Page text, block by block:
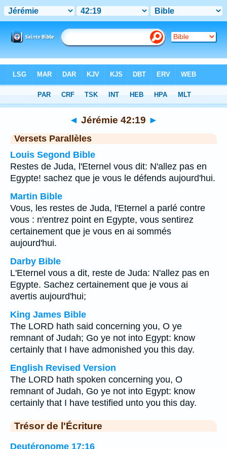
Chapitre 42 > Verset 19
◄ Jérémie 42:19 ►
Versets Parallèles
Louis Segond Bible
Restes de Juda, l'Eternel vous dit: N'allez pas en
Egypte! sachez que je vous le défends aujourd'hui.
Martin Bible
Vous, les restes de Juda, l'Eternel a parlé contre
vous : n'entrez point en Egypte, vous sentirez
certainement que je vous en ai sommés
aujourd'hui.
Darby Bible
L'Eternel vous a dit, reste de Juda: N'allez pas en
Egypte. Sachez certainement que je vous ai
avertis aujourd'hui;
King James Bible
The LORD hath said concerning you, O ye
remnant of Judah; Go ye not into Egypt: know
certainly that I have admonished you this day.
English Revised Version
The LORD hath spoken concerning you, O
remnant of Judah, Go ye not into Egypt: know
certainly that I have testified unto you this day.
Trésor de l'Écriture
Deutéronome 17:16